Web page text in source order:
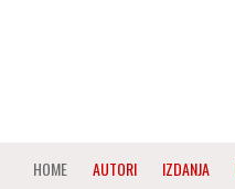
HOME AUTORI IZDANJA